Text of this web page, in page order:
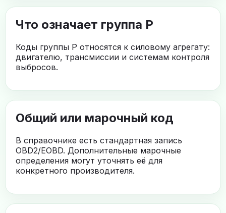
Что означает группа P
Коды группы P относятся к силовому агрегату:
двигателю, трансмиссии и системам контроля
выбросов.
Общий или марочный код
В справочнике есть стандартная запись
OBD2/EOBD. Дополнительные марочные
определения могут уточнять её для
конкретного производителя.